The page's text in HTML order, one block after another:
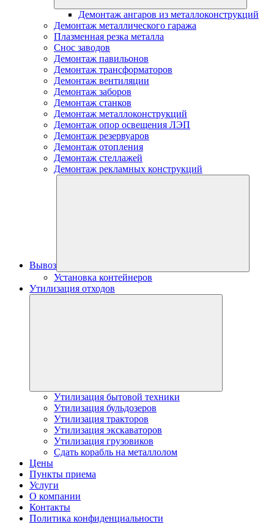
Демонтаж ангаров из металлоконструкций
Демонтаж металлического гаража
Плазменная резка металла
Снос заводов
Демонтаж павильонов
Демонтаж трансформаторов
Демонтаж вентиляции
Демонтаж заборов
Демонтаж станков
Демонтаж металлоконструкций
Демонтаж опор освещения ЛЭП
Демонтаж резервуаров
Демонтаж отопления
Демонтаж стеллажей
Демонтаж рекламных конструкций
Вывоз
Установка контейнеров
Утилизация отходов
Утилизация бытовой техники
Утилизация бульдозеров
Утилизация тракторов
Утилизация экскаваторов
Утилизация грузовиков
Сдать корабль на металлолом
Цены
Пункты приема
Услуги
О компании
Контакты
Политика конфиденциальности